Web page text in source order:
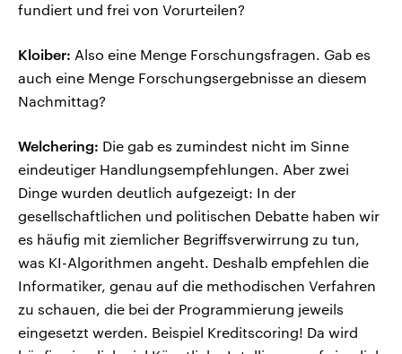
fundiert und frei von Vorurteilen?
Kloiber: Also eine Menge Forschungsfragen. Gab es
auch eine Menge Forschungsergebnisse an diesem
Nachmittag?
Welchering: Die gab es zumindest nicht im Sinne
eindeutiger Handlungsempfehlungen. Aber zwei
Dinge wurden deutlich aufgezeigt: In der
gesellschaftlichen und politischen Debatte haben wir
es häufig mit ziemlicher Begriffsverwirrung zu tun,
was KI-Algorithmen angeht. Deshalb empfehlen die
Informatiker, genau auf die methodischen Verfahren
zu schauen, die bei der Programmierung jeweils
eingesetzt werden. Beispiel Kreditscoring! Da wird